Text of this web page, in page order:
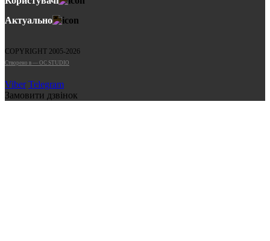
Актуально
COPYRIGHT 2005-2026
Cтворено в — OC STUDIO
Viber Telegram
Замовити дзвінок